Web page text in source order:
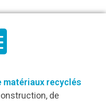
matériaux recyclés
de